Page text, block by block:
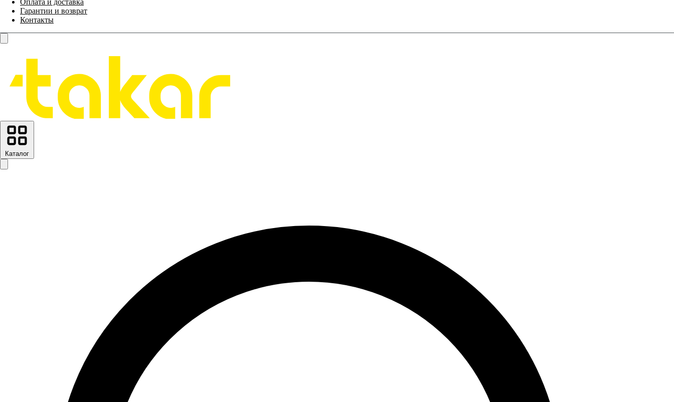
Оплата и доставка
Гарантии и возврат
Контакты
Каталог